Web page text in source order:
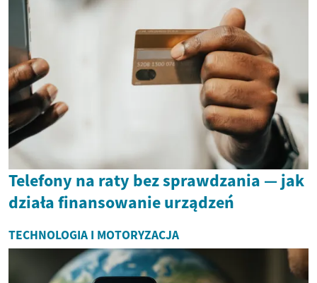
Telefony na raty bez sprawdzania — jak
działa finansowanie urządzeń
TECHNOLOGIA I MOTORYZACJA